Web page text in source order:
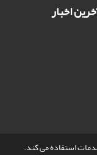
استفاده می کند.
اخبار